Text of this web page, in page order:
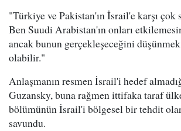
"Türkiye ve Pakistan'ın İsrail'e karşı çok
Ben Suudi Arabistan'ın onları
ancak bunun gerçekleşeceğini
olabilir."
Anlaşmanın resmen İsrail'i hedef
Guzansky, buna rağmen ittifaka taraf
bölümünün İsrail'i bölgesel bir tehdit
savundu.